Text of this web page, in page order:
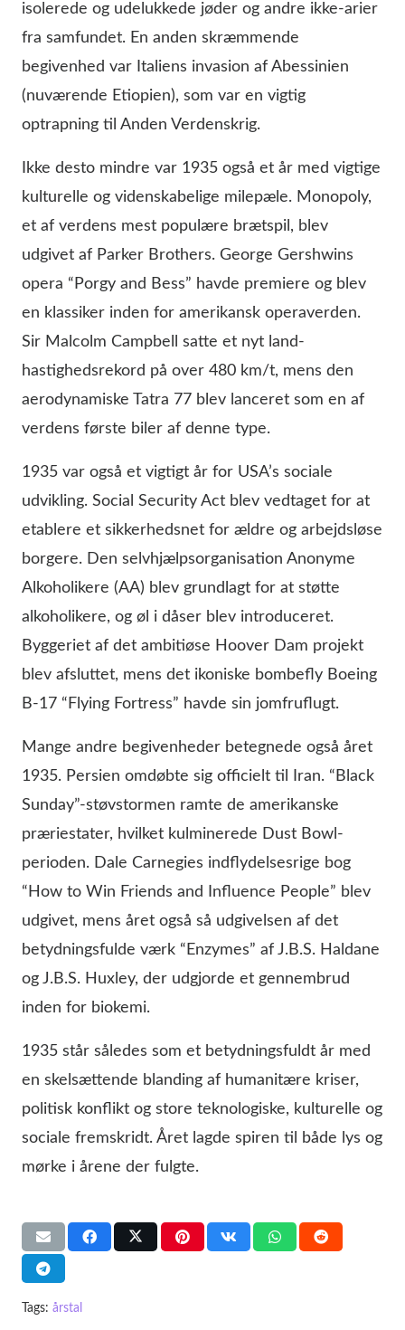
isolerede og udelukkede jøder og andre ikke-arier
fra samfundet. En anden skræmmende
begivenhed var Italiens invasion af Abessinien
(nuværende Etiopien), som var en vigtig
optrapning til Anden Verdenskrig.
Ikke desto mindre var 1935 også et år med vigtige
kulturelle og videnskabelige milepæle. Monopoly,
et af verdens mest populære brætspil, blev
udgivet af Parker Brothers. George Gershwins
opera “Porgy and Bess” havde premiere og blev
en klassiker inden for amerikansk operaverden.
Sir Malcolm Campbell satte et nyt land-
hastighedsrekord på over 480 km/t, mens den
aerodynamiske Tatra 77 blev lanceret som en af
verdens første biler af denne type.
1935 var også et vigtigt år for USA’s sociale
udvikling. Social Security Act blev vedtaget for at
etablere et sikkerhedsnet for ældre og arbejdsløse
borgere. Den selvhjælpsorganisation Anonyme
Alkoholikere (AA) blev grundlagt for at støtte
alkoholikere, og øl i dåser blev introduceret.
Byggeriet af det ambitiøse Hoover Dam projekt
blev afsluttet, mens det ikoniske bombefly Boeing
B-17 “Flying Fortress” havde sin jomfruflugt.
Mange andre begivenheder betegnede også året
1935. Persien omdøbte sig officielt til Iran. “Black
Sunday”-støvstormen ramte de amerikanske
præriestater, hvilket kulminerede Dust Bowl-
perioden. Dale Carnegies indflydelsesrige bog
“How to Win Friends and Influence People” blev
udgivet, mens året også så udgivelsen af det
betydningsfulde værk “Enzymes” af J.B.S. Haldane
og J.B.S. Huxley, der udgjorde et gennembrud
inden for biokemi.
1935 står således som et betydningsfuldt år med
en skelsættende blanding af humanitære kriser,
politisk konflikt og store teknologiske, kulturelle og
sociale fremskridt. Året lagde spiren til både lys og
mørke i årene der fulgte.
Tags: årstal